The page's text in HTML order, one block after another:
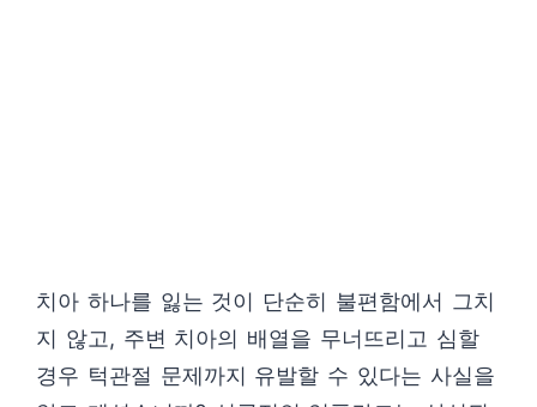
치아 하나를 잃는 것이 단순히 불편함에서 그치
지 않고, 주변 치아의 배열을 무너뜨리고 심할
경우 턱관절 문제까지 유발할 수 있다는 사실을